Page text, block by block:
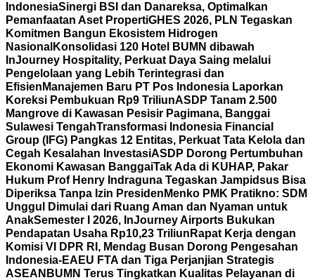
IndonesiaSinergi BSI dan Danareksa, Optimalkan
Pemanfaatan Aset PropertiGHES 2026, PLN Tegaskan
Komitmen Bangun Ekosistem Hidrogen
Nasional Konsolidasi 120 Hotel BUMN dibawah
InJourney Hospitality, Perkuat Daya Saing melalui
Pengelolaan yang Lebih Terintegrasi dan
Efisien Manajemen Baru PT Pos Indonesia Laporkan
Koreksi Pembukuan Rp9 TriliunASDP Tanam 2.500
Mangrove di Kawasan Pesisir Pagimana, Banggai
Sulawesi TengahTransformasi Indonesia Financial
Group (IFG) Pangkas 12 Entitas, Perkuat Tata Kelola dan
Cegah Kesalahan InvestasiASDP Dorong Pertumbuhan
Ekonomi Kawasan BanggaiTak Ada di KUHAP, Pakar
Hukum Prof Henry Indraguna Tegaskan Jampidsus Bisa
Diperiksa Tanpa Izin Presiden Menko PMK Pratikno: SDM
Unggul Dimulai dari Ruang Aman dan Nyaman untuk
AnakSemester I 2026, InJourney Airports Bukukan
Pendapatan Usaha Rp10,23 Triliun Rapat Kerja dengan
Komisi VI DPR RI, Mendag Busan Dorong Pengesahan
Indonesia-EAEU FTA dan Tiga Perjanjian Strategis
ASEAN BUMN Terus Tingkatkan Kualitas Pelayanan di